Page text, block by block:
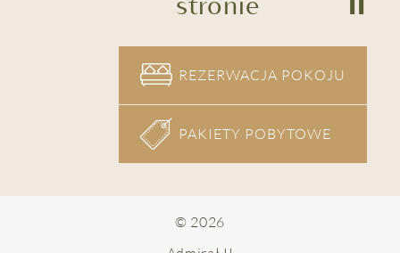
stronie
REZERWACJA POKOJU
PAKIETY POBYTOWE
© 2026